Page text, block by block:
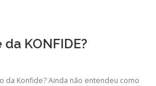
KONFIDE?
da Konfide? Ainda não entendeu como